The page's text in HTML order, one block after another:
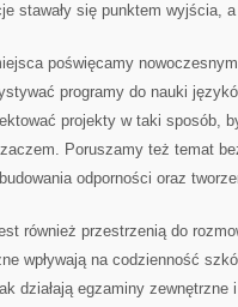
stawały się punktem wyjścia,
poświęcamy
programy do nauki
projekty w taki sposób,
Poruszamy też temat
odporności oraz
również przestrzenią do
wpływają na codzienność
działają egzaminy